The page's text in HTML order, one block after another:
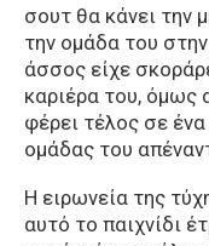
σουτ θα κάνει την
την ομάδα του
άσσος είχε
καριέρα του, όμως
φέρει τέλος σε
ομάδας του
Η ειρωνεία της
αυτό το παιχνίδι